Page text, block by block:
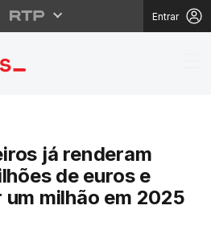
Entrar
já
já renderam
de euros e
milhão em 2025